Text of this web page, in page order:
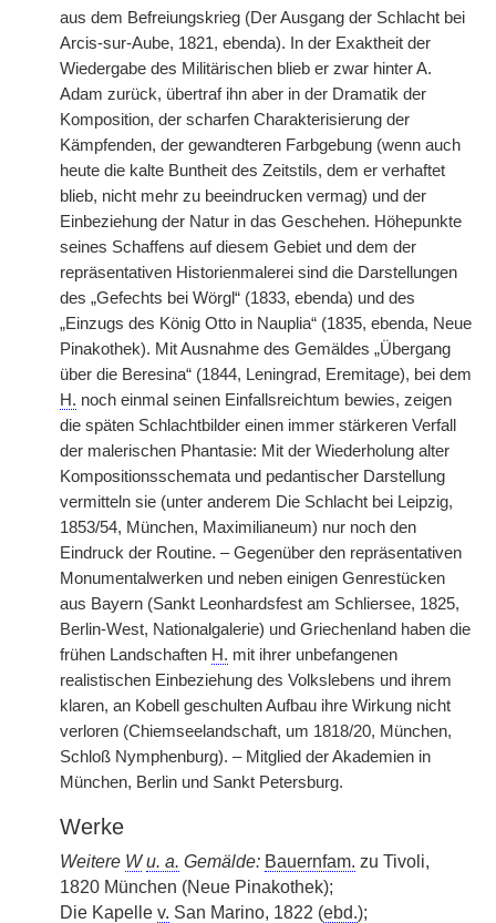
aus dem Befreiungskrieg (Der Ausgang der Schlacht bei
Arcis-sur-Aube, 1821, ebenda). In der Exaktheit der
Wiedergabe des Militärischen blieb er zwar hinter A.
Adam zurück, übertraf ihn aber in der Dramatik der
Komposition, der scharfen Charakterisierung der
Kämpfenden, der gewandteren Farbgebung (wenn auch
heute die kalte Buntheit des Zeitstils, dem er verhaftet
blieb, nicht mehr zu beeindrucken vermag) und der
Einbeziehung der Natur in das Geschehen. Höhepunkte
seines Schaffens auf diesem Gebiet und dem der
repräsentativen Historienmalerei sind die Darstellungen
des „Gefechts bei Wörgl“ (1833, ebenda) und des
„Einzugs des König Otto in Nauplia“ (1835, ebenda, Neue
Pinakothek). Mit Ausnahme des Gemäldes „Übergang
über die Beresina“ (1844, Leningrad, Eremitage), bei dem
H. noch einmal seinen Einfallsreichtum bewies, zeigen
die späten Schlachtbilder einen immer stärkeren Verfall
der malerischen Phantasie: Mit der Wiederholung alter
Kompositionsschemata und pedantischer Darstellung
vermitteln sie (unter anderem Die Schlacht bei Leipzig,
1853/54, München, Maximilianeum) nur noch den
Eindruck der Routine. – Gegenüber den repräsentativen
Monumentalwerken und neben einigen Genrestücken
aus Bayern (Sankt Leonhardsfest am Schliersee, 1825,
Berlin-West, Nationalgalerie) und Griechenland haben die
frühen Landschaften H. mit ihrer unbefangenen
realistischen Einbeziehung des Volkslebens und ihrem
klaren, an Kobell geschulten Aufbau ihre Wirkung nicht
verloren (Chiemseelandschaft, um 1818/20, München,
Schloß Nymphenburg). – Mitglied der Akademien in
München, Berlin und Sankt Petersburg.
Werke
Weitere W u. a. Gemälde: Bauernfam. zu Tivoli,
1820 München (Neue Pinakothek);
Die Kapelle v. San Marino, 1822 (ebd.);